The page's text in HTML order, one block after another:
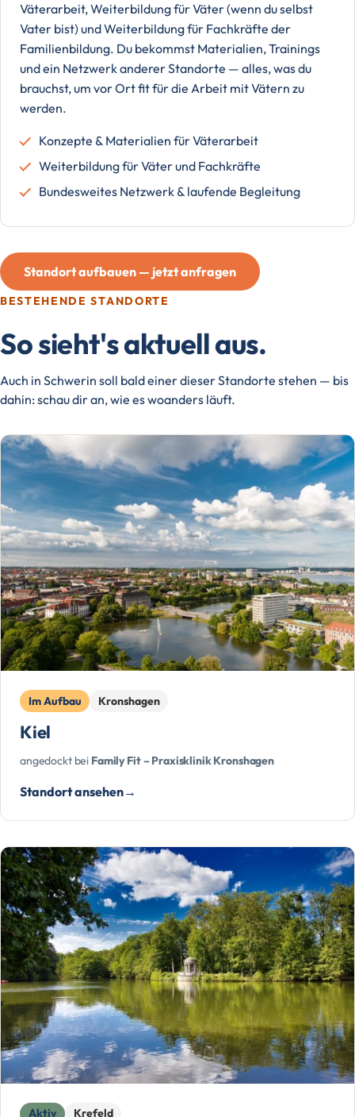
Väterarbeit, Weiterbildung für Väter (wenn du selbst
Vater bist) und Weiterbildung für Fachkräfte der
Familienbildung. Du bekommst Materialien, Trainings
und ein Netzwerk anderer Standorte — alles, was du
brauchst, um vor Ort fit für die Arbeit mit Vätern zu
werden.
Konzepte & Materialien für Väterarbeit
Weiterbildung für Väter und Fachkräfte
Bundesweites Netzwerk & laufende Begleitung
Standort aufbauen — jetzt anfragen
BESTEHENDE STANDORTE
So sieht's aktuell aus.
Auch in Schwerin soll bald einer dieser Standorte stehen — bis
dahin: schau dir an, wie es woanders läuft.
Im Aufbau Kronshagen
Kiel
angedockt bei Family Fit – Praxisklinik Kronshagen
Standort ansehen
Aktiv Krefeld